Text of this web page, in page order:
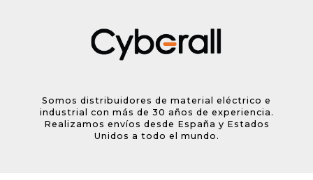
Somos distribuidores de material eléctrico e
industrial con más de 30 años de experiencia.
Realizamos envíos desde España y Estados
Unidos a todo el mundo.